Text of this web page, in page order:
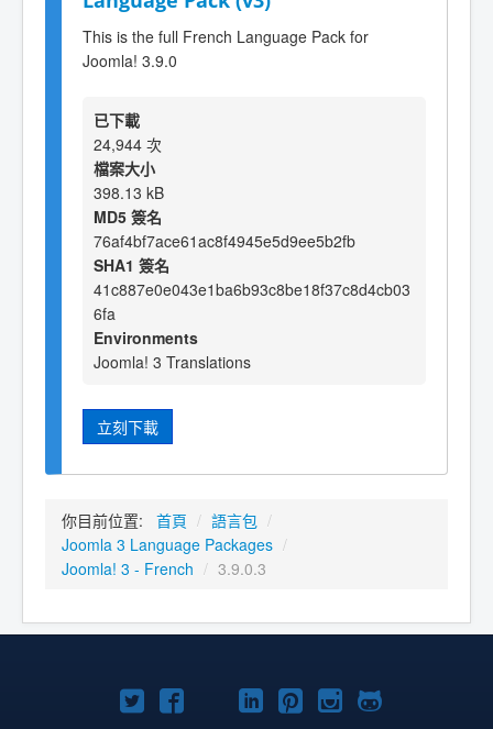
This is the full French Language Pack for
Joomla! 3.9.0
已下載
24,944 次
檔案大小
398.13 kB
MD5 簽名
76af4bf7ace61ac8f4945e5d9ee5b2fb
SHA1 簽名
41c887e0e043e1ba6b93c8be18f37c8d4cb03
6fa
Environments
Joomla! 3 Translations
立刻下載
你目前位置: 首頁 / 語言包 /
Joomla 3 Language Packages /
Joomla! 3 - French / 3.9.0.3
TwitterFacebookYouTube
Linkedln
Pinterest
Instagram
GitHub